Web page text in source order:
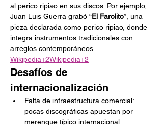
al perico ripiao en sus discos. Por ejemplo,
Juan Luis Guerra grabó “El Farolito”, una
pieza declarada como perico ripiao, donde
integra instrumentos tradicionales con
arreglos contemporáneos.
Wikipedia+2Wikipedia+2
Desafíos de
internacionalización
Falta de infraestructura comercial:
pocas discográficas apuestan por
merengue típico internacional.